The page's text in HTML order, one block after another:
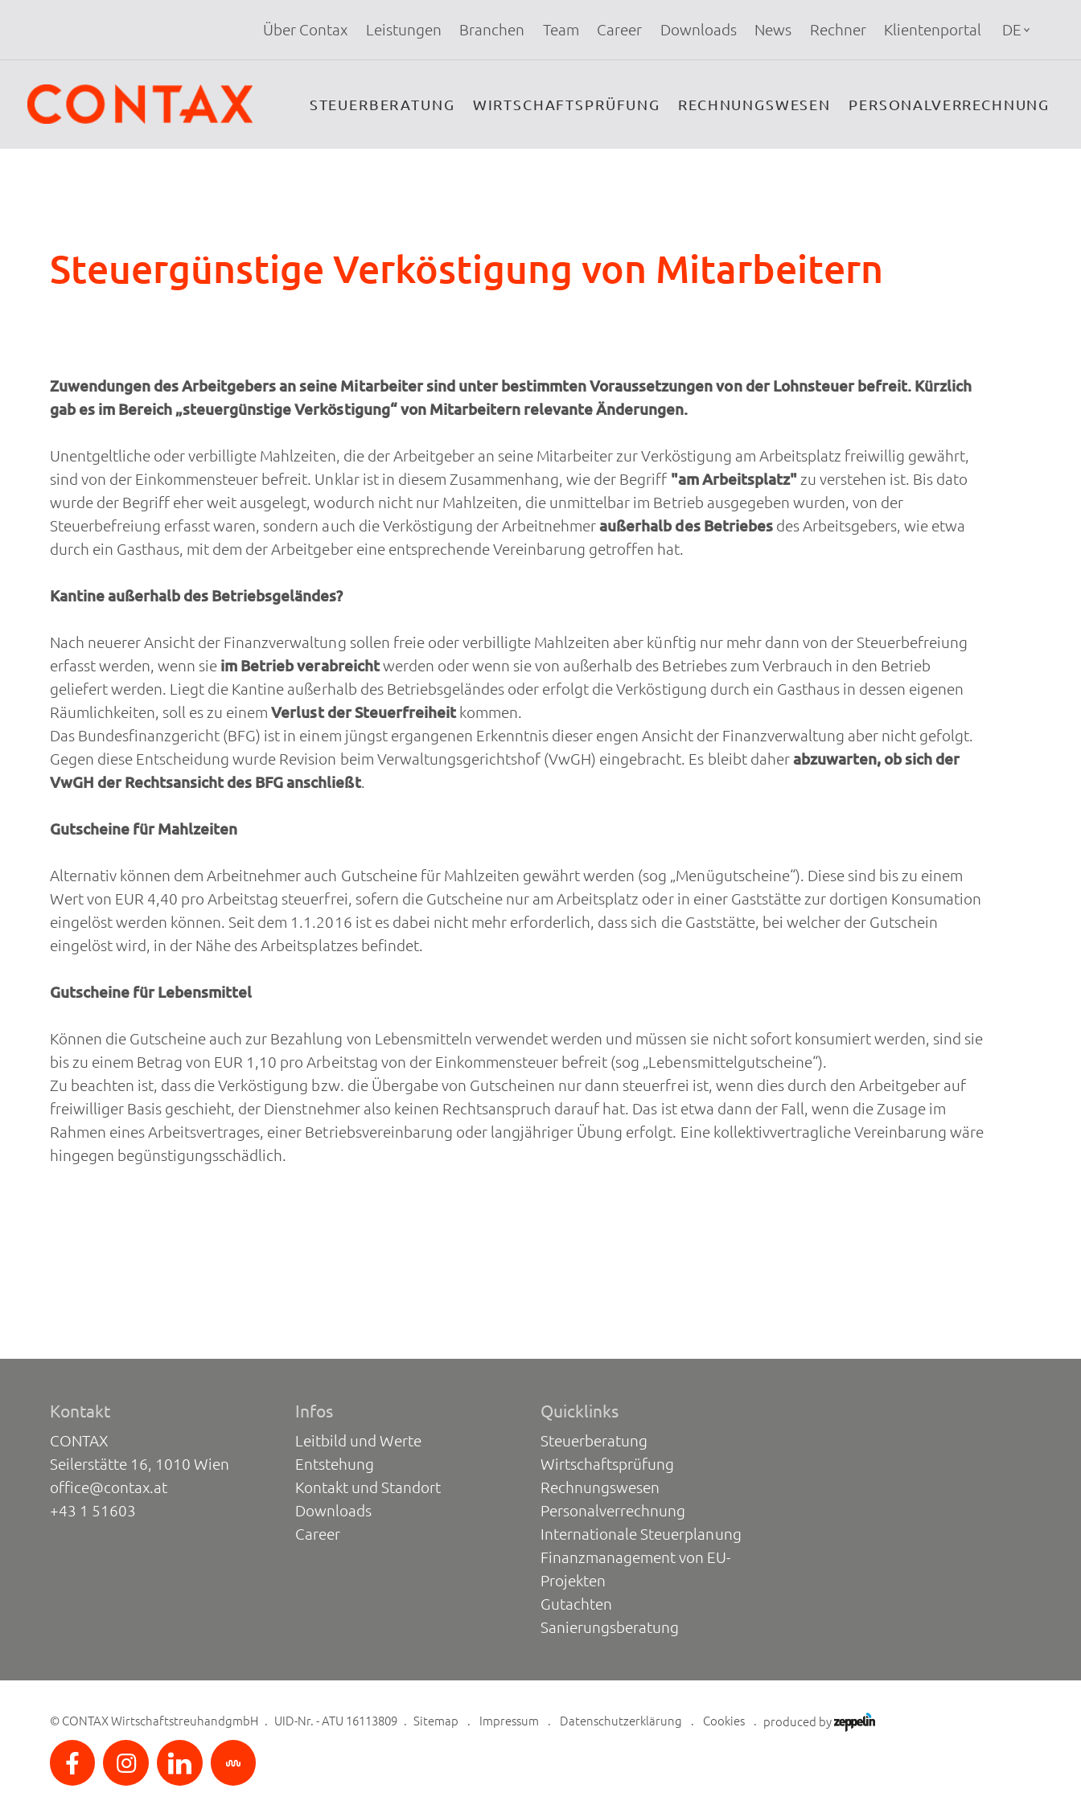
Über Contax Leistungen Branchen Team Career Downloads News Rechner Klientenportal DE
STEUERBERATUNG WIRTSCHAFTSPRÜFUNG RECHNUNGSWESEN PERSONALVERRECHNUNG
Steuergünstige Verköstigung von Mitarbeitern
Zuwendungen des Arbeitgebers an seine Mitarbeiter sind unter bestimmten Voraussetzungen von der Lohnsteuer befreit. Kürzlich
gab es im Bereich „steuergünstige Verköstigung“ von Mitarbeitern relevante Änderungen.
Unentgeltliche oder verbilligte Mahlzeiten, die der Arbeitgeber an seine Mitarbeiter zur Verköstigung am Arbeitsplatz freiwillig gewährt,
sind von der Einkommensteuer befreit. Unklar ist in diesem Zusammenhang, wie der Begriff "am Arbeitsplatz"zu verstehen ist. Bis dato
wurde der Begriff eher weit ausgelegt, wodurch nicht nur Mahlzeiten, die unmittelbar im Betrieb ausgegeben wurden, von der
Steuerbefreiung erfasst waren, sondern auch die Verköstigung der Arbeitnehmeraußerhalb des Betriebesdes Arbeitsgebers, wie etwa
durch ein Gasthaus, mit dem der Arbeitgeber eine entsprechende Vereinbarung getroffen hat.
Kantine außerhalb des Betriebsgeländes?
Nach neuerer Ansicht der Finanzverwaltung sollen freie oder verbilligte Mahlzeiten aber künftig nur mehr dann von der Steuerbefreiung
erfasst werden, wenn sie im Betrieb verabreichtwerden oder wenn sie von außerhalb des Betriebes zum Verbrauch in den Betrieb
geliefert werden. Liegt die Kantine außerhalb des Betriebsgeländes oder erfolgt die Verköstigung durch ein Gasthaus in dessen eigenen
Räumlichkeiten, soll es zu einemVerlust der Steuerfreiheitkommen.
Das Bundesfinanzgericht (BFG) ist in einem jüngst ergangenen Erkenntnis dieser engen Ansicht der Finanzverwaltung aber nicht gefolgt.
Gegen diese Entscheidung wurde Revision beim Verwaltungsgerichtshof (VwGH) eingebracht. Es bleibt daherabzuwarten, ob sich der
VwGH der Rechtsansicht des BFG anschließt.
Gutscheine für Mahlzeiten
Alternativ können dem Arbeitnehmer auch Gutscheine für Mahlzeiten gewährt werden (sog „Menügutscheine“). Diese sind bis zu einem
Wert von EUR 4,40 pro Arbeitstag steuerfrei, sofern die Gutscheine nur am Arbeitsplatz oder in einer Gaststätte zur dortigen Konsumation
eingelöst werden können. Seit dem 1.1.2016 ist es dabei nicht mehr erforderlich, dass sich die Gaststätte, bei welcher der Gutschein
eingelöst wird, in der Nähe des Arbeitsplatzes befindet.
Gutscheine für Lebensmittel
Können die Gutscheine auch zur Bezahlung von Lebensmitteln verwendet werden und müssen sie nicht sofort konsumiert werden, sind sie
bis zu einem Betrag von EUR 1,10 pro Arbeitstag von der Einkommensteuer befreit (sog „Lebensmittelgutscheine“).
Zu beachten ist, dass die Verköstigung bzw. die Übergabe von Gutscheinen nur dann steuerfrei ist, wenn dies durch den Arbeitgeber auf
freiwilliger Basis geschieht, der Dienstnehmer also keinen Rechtsanspruch darauf hat. Das ist etwa dann der Fall, wenn die Zusage im
Rahmen eines Arbeitsvertrages, einer Betriebsvereinbarung oder langjähriger Übung erfolgt. Eine kollektivvertragliche Vereinbarung wäre
hingegen begünstigungsschädlich.
Kontakt
CONTAX
Seilerstätte 16, 1010 Wien
office@contax.at
+43 1 51603
Infos
Leitbild und Werte
Entstehung
Kontakt und Standort
Downloads
Career
Quicklinks
Steuerberatung
Wirtschaftsprüfung
Rechnungswesen
Personalverrechnung
Internationale Steuerplanung
Finanzmanagement von EU-
Projekten
Gutachten
Sanierungsberatung
© CONTAX WirtschaftstreuhandgmbH UID-Nr. - ATU 16113809 Sitemap Impressum Datenschutzerklärung Cookies produced by